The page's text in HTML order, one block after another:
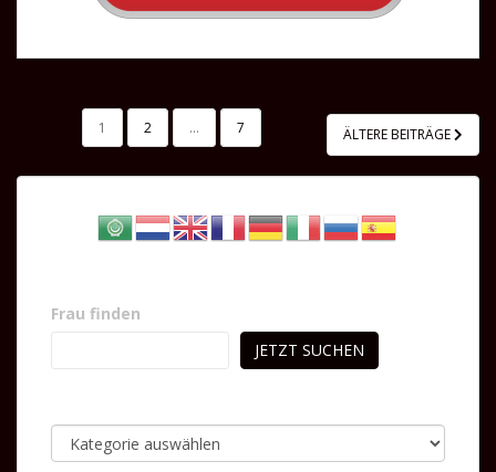
SEITENNUMMERIERUNG
BEITRÄGE
1 2 … 7 ÄLTERE BEITRÄGE
Frau finden
JETZT SUCHEN
Kategorien